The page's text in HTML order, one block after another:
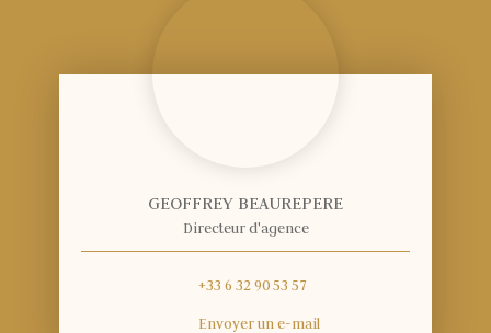
GEOFFREY BEAUREPERE
Directeur d'agence
+33 6 32 90 53 57
Envoyer un e-mail